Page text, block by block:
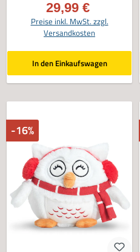
Verkaufspreis:
29,99 €
Preise inkl. MwSt. zzgl.
Versandkosten
In den Einkaufswagen
-16%